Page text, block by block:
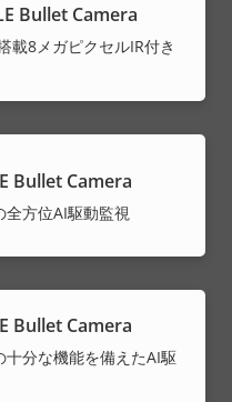
Bullet Camera
載8メガピクセルIR付き
Bullet Camera
全方位AI駆動監視
Bullet Camera
十分な機能を備えたAI駆